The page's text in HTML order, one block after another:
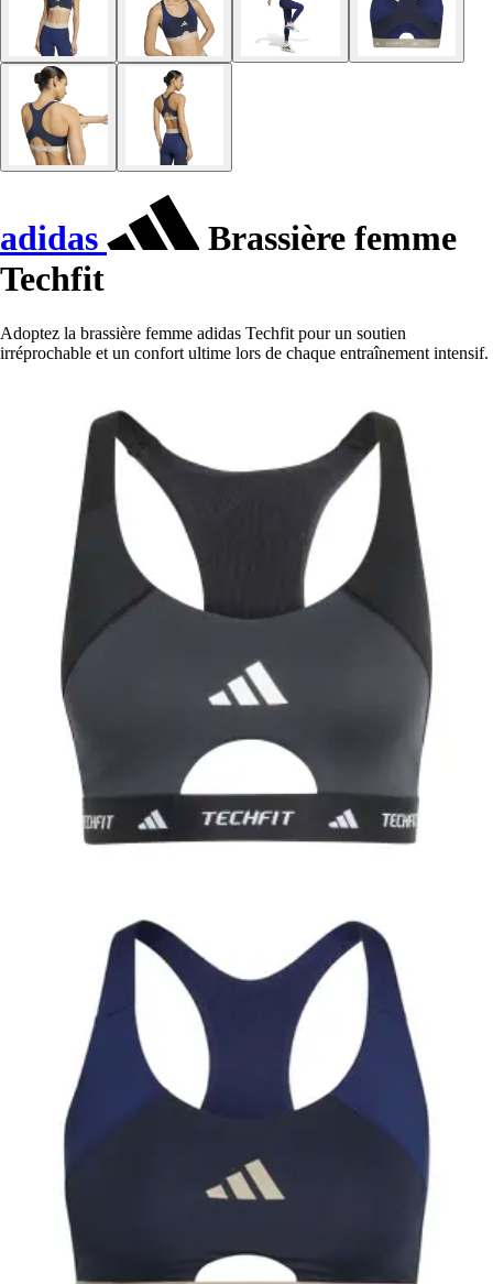
adidas
Brassière femme
Techfit
Adoptez la brassière femme adidas Techfit pour un soutien
irréprochable et un confort ultime lors de chaque entraînement intensif.